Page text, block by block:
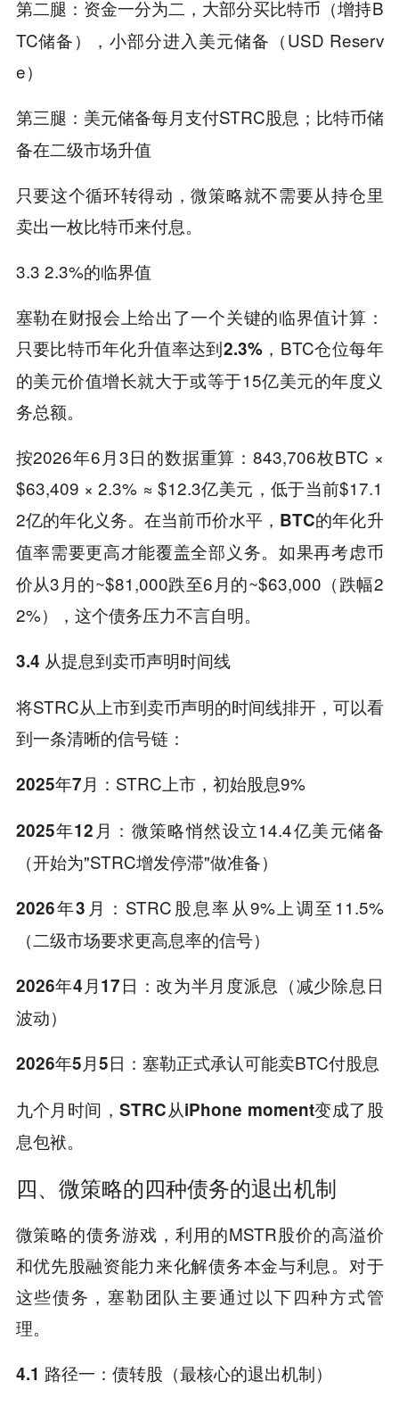
第二腿 ：资金一分为二，大部分买比特币（增持B
TC储备），小部分进入美元储备（USD Reserv
e）
第三腿 ：美元储备每月支付STRC股息；比特币储
备在二级市场升值
只要这个循环转得动，微策略就不需要从持仓里
卖出一枚比特币来付息。
3.3 2.3%的临界值
塞勒在财报会上给出了一个关键的临界值计算：
只要比特币年化升值率达到2.3%，BTC仓位每年
的美元价值增长就大于或等于15亿美元的年度义
务总额。
按2026年6月3日的数据重算：843,706枚BTC ×
$63,409 × 2.3% ≈ $12.3亿美元，低于当前$17.1
2亿的年化义务。 在当前币价水平，BTC的年化升
值率需要更高才能覆盖全部义务。如果再考虑币
价从3月的~$81,000跌至6月的~$63,000（跌幅2
2%），这个债务压力不言自明。
3.4 从提息到卖币声明时间线
将STRC从上市到卖币声明的时间线排开，可以看
到一条清晰的信号链：
2025年7月 ：STRC上市，初始股息9%
2025年12月 ：微策略悄然设立14.4亿美元储备
（开始为"STRC增发停滞"做准备）
2026年3月 ：STRC股息率从9%上调至11.5%
（二级市场要求更高息率的信号）
2026年4月17日 ：改为半月度派息（减少除息日
波动）
2026年5月5日 ：塞勒正式承认可能卖BTC付股息
九个月时间，STRC从iPhone moment变成了股
息包袱。
四、微策略的四种债务的退出机制
微策略的债务游戏，利用的MSTR股价的高溢价
和优先股融资能力来化解债务本金与利息。对于
这些债务，塞勒团队主要通过以下四种方式管
理。
4.1 路径一：债转股（最核心的退出机制）